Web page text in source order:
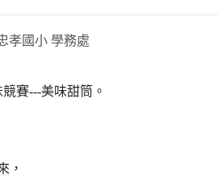
孝國小 學務處
賽---美味甜筒。
，